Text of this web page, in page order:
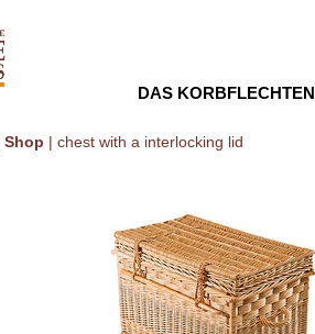
DAS KORBFLECHTEN
Shop | chest with a interlocking lid